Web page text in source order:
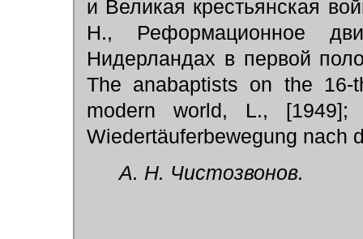
и Великая крестьянская
Н., Реформационное
Нидерландах в первой
The anabaptists on the
modern world, L., [1949];
Wiedertäuferbewegung nach
А. Н. Чистозвонов.